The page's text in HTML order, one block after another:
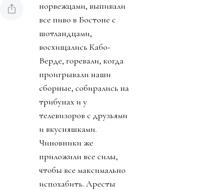
норвежцами, выпивали
все пиво в Бостоне с
шотландцами,
восхищались Кабо-
Верде, горевали, когда
проигрывали наши
сборные, собирались на
трибунах и у
телевизоров с друзьями
и вкусняшками.
Чиновники же
приложили все силы,
чтобы все максимально
испохабить. Аресты